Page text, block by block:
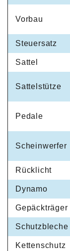
Vorbau
Steuersatz
Sattel
Sattelstütze
Pedale
Scheinwerfer
Rücklicht
Dynamo
Gepäckträger
Schutzbleche
Kettenschutz